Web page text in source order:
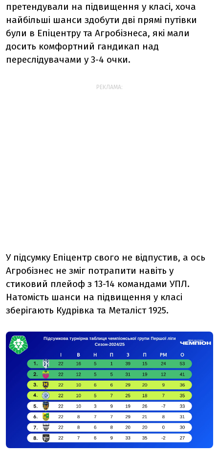
претендували на підвищення у класі, хоча
найбільші шанси здобути дві прямі путівки
були в Епіцентру та Агробізнеса, які мали
досить комфортний гандикап над
переслідувачами у 3-4 очки.
РЕКЛАМА:
У підсумку Епіцентр свого не відпустив, а ось
Агробізнес не зміг потрапити навіть у
стиковий плейоф з 13-14 командами УПЛ.
Натомість шанси на підвищення у класі
зберігають Кудрівка та Металіст 1925.